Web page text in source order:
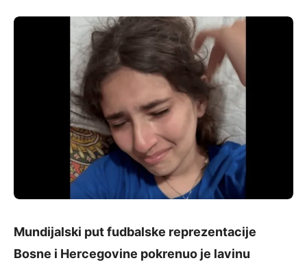
Mundijalski put fudbalske reprezentacije
Bosne i Hercegovine pokrenuo je lavinu